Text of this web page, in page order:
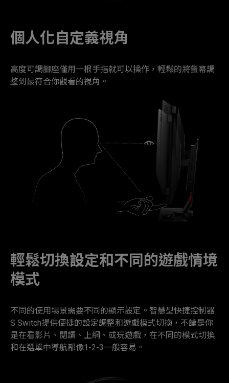
個人化自定義視角
高度可調腳座僅用一根手指就可以操作，輕鬆的將螢幕調
整到最符合你觀看的視角。
輕鬆切換設定和不同的遊戲情境
模式
不同的使用場景需要不同的顯示設定。智慧型快捷控制器
S Switch提供便捷的設定調整和遊戲模式切換，不論是你
是在看影片、閱讀、上網、或玩遊戲，在不同的模式切換
和在選單中導航都像1-2-3一般容易。